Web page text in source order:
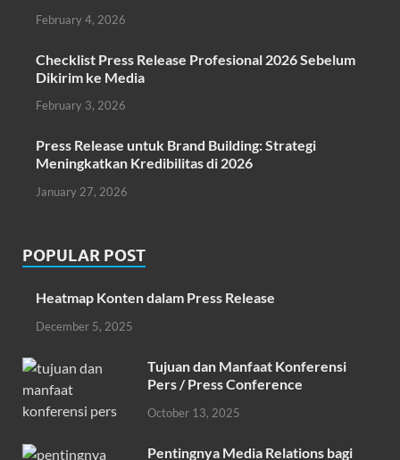
February 4, 2026
Checklist Press Release Profesional 2026 Sebelum
Dikirim ke Media
February 3, 2026
Press Release untuk Brand Building: Strategi
Meningkatkan Kredibilitas di 2026
January 27, 2026
POPULAR POST
Heatmap Konten dalam Press Release
December 5, 2025
Tujuan dan Manfaat Konferensi
Pers / Press Conference
October 13, 2025
Pentingnya Media Relations bagi